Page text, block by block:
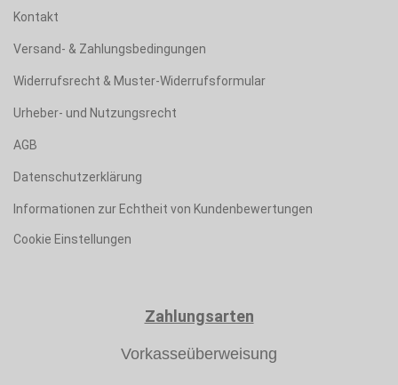
Kontakt
Versand- & Zahlungsbedingungen
Widerrufsrecht & Muster-Widerrufsformular
Urheber- und Nutzungsrecht
AGB
Datenschutzerklärung
Informationen zur Echtheit von Kundenbewertungen
Cookie Einstellungen
Zahlungsarten
Vorkasseüberweisung